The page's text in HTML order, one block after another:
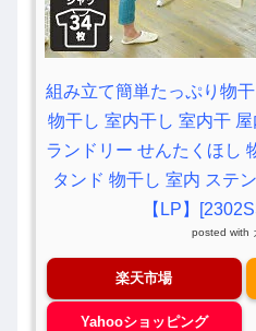
組み立て簡単たっぷり物
物干し 室内干し 室内干
ランドリー せんたくほし
タンド 物干し 室内 ステ
【LP】
posted with
楽天市場
Yahooショッピング